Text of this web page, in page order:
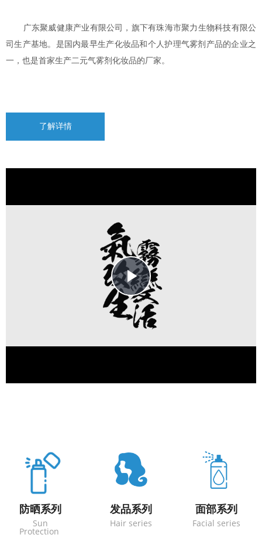
Play
Video
了解详情
广东聚威健康产业有限公司，旗下有珠海市聚力生物科技有限公
司生产基地。是国内最早生产化妆品和个人护理气雾剂产品的企业之
一，也是首家生产二元气雾剂化妆品的厂家。
防晒系列
Sun
Protection
发品系列
Hair series
面部系列
Facial series